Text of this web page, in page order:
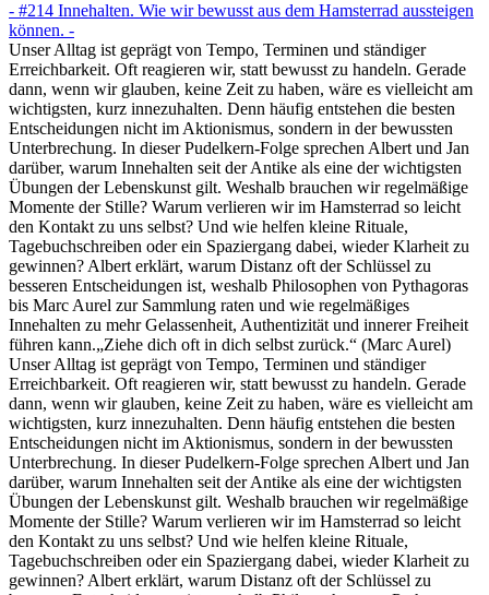
- #214 Innehalten. Wie wir bewusst aus dem Hamsterrad aussteigen
können. -
Unser Alltag ist geprägt von Tempo, Terminen und ständiger
Erreichbarkeit. Oft reagieren wir, statt bewusst zu handeln. Gerade
dann, wenn wir glauben, keine Zeit zu haben, wäre es vielleicht am
wichtigsten, kurz innezuhalten. Denn häufig entstehen die besten
Entscheidungen nicht im Aktionismus, sondern in der bewussten
Unterbrechung. In dieser Pudelkern-Folge sprechen Albert und Jan
darüber, warum Innehalten seit der Antike als eine der wichtigsten
Übungen der Lebenskunst gilt. Weshalb brauchen wir regelmäßige
Momente der Stille? Warum verlieren wir im Hamsterrad so leicht
den Kontakt zu uns selbst? Und wie helfen kleine Rituale,
Tagebuchschreiben oder ein Spaziergang dabei, wieder Klarheit zu
gewinnen? Albert erklärt, warum Distanz oft der Schlüssel zu
besseren Entscheidungen ist, weshalb Philosophen von Pythagoras
bis Marc Aurel zur Sammlung raten und wie regelmäßiges
Innehalten zu mehr Gelassenheit, Authentizität und innerer Freiheit
führen kann.„Ziehe dich oft in dich selbst zurück.“ (Marc Aurel)
Unser Alltag ist geprägt von Tempo, Terminen und ständiger
Erreichbarkeit. Oft reagieren wir, statt bewusst zu handeln. Gerade
dann, wenn wir glauben, keine Zeit zu haben, wäre es vielleicht am
wichtigsten, kurz innezuhalten. Denn häufig entstehen die besten
Entscheidungen nicht im Aktionismus, sondern in der bewussten
Unterbrechung. In dieser Pudelkern-Folge sprechen Albert und Jan
darüber, warum Innehalten seit der Antike als eine der wichtigsten
Übungen der Lebenskunst gilt. Weshalb brauchen wir regelmäßige
Momente der Stille? Warum verlieren wir im Hamsterrad so leicht
den Kontakt zu uns selbst? Und wie helfen kleine Rituale,
Tagebuchschreiben oder ein Spaziergang dabei, wieder Klarheit zu
gewinnen? Albert erklärt, warum Distanz oft der Schlüssel zu